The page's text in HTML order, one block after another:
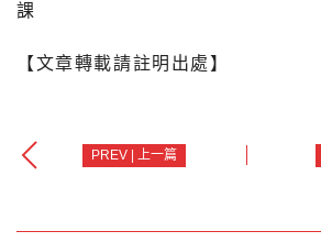
課
【文章轉載請註明出處】
PREV | 上一篇